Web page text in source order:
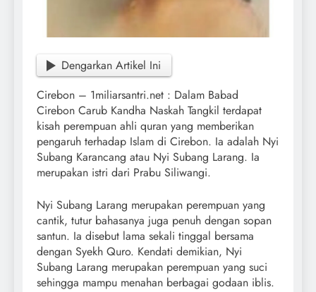
Dengarkan Artikel Ini
Cirebon – 1miliarsantri.net : Dalam Babad
Cirebon Carub Kandha Naskah Tangkil terdapat
kisah perempuan ahli quran yang memberikan
pengaruh terhadap Islam di Cirebon. Ia adalah Nyi
Subang Karancang atau Nyi Subang Larang. Ia
merupakan istri dari Prabu Siliwangi.
Nyi Subang Larang merupakan perempuan yang
cantik, tutur bahasanya juga penuh dengan sopan
santun. Ia disebut lama sekali tinggal bersama
dengan Syekh Quro. Kendati demikian, Nyi
Subang Larang merupakan perempuan yang suci
sehingga mampu menahan berbagai godaan iblis.